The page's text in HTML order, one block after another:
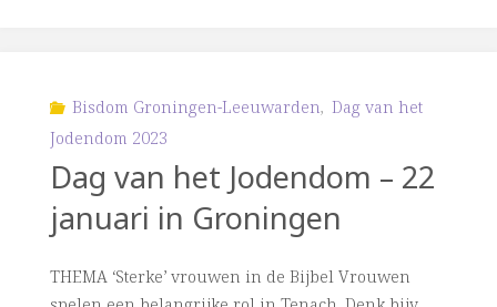
Jodendom
Bisdom Groningen-Leeuwarden, Dag van het
Jodendom 2023
Dag van het Jodendom – 22
januari in Groningen
THEMA ‘Sterke’ vrouwen in de Bijbel Vrouwen